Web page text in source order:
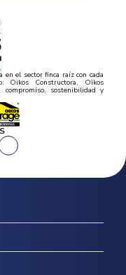
en el sector finca raíz con cada
Oikos Constructora, Oikos
sostenibilidad y